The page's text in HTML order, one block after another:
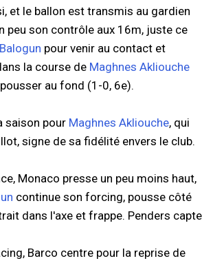
et le ballon est transmis au gardien
peu son contrôle aux 16m, juste ce
pour venir au contact et
la course de Maghnes Akliouche
au fond (1-0, 6e).
saison pour Maghnes Akliouche, qui
signe de sa fidélité envers le club.
Monaco presse un peu moins haut,
continue son forcing, pousse côté
dans l'axe et frappe. Penders capte
Barco centre pour la reprise de